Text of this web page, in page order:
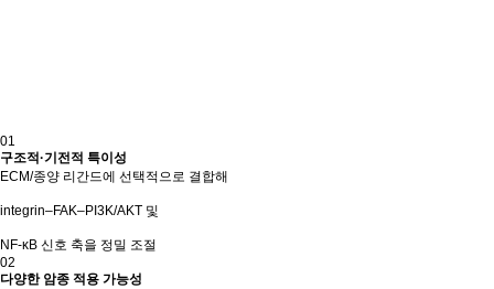
01
구조적·기전적 특이성
ECM/종양 리간드에 선택적으로 결합해
integrin–FAK–PI3K/AKT 및
NF-κB 신호 축을 정밀 조절
02
다양한 암종 적용 가능성